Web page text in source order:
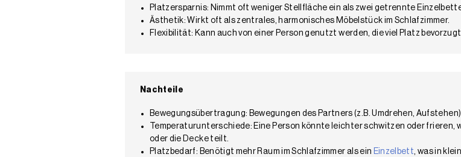
Platzersparnis: Nimmt oft weniger Stellfläche ein als zwei getrennte
Ästhetik: Wirkt oft als zentrales, harmonisches Möbelstück im Schlafzimmer.
Flexibilität: Kann auch von einer Person genutzt werden, die viel Platz bevorzugt.
Nachteile
Bewegungsübertragung: Bewegungen des Partners (z.B. Umdrehen,
Temperaturunterschiede: Eine Person könnte leichter schwitzen oder frieren,
oder die Decke teilt.
Platzbedarf: Benötigt mehr Raum im Schlafzimmer als ein Einzelbett, was in